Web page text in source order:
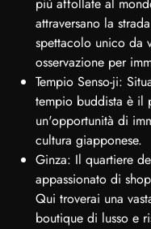
attraversano la
spettacolo unico da
osservazione per
Tempio Senso-ji:
tempio buddista è il
un'opportunità di
cultura giapponese.
Ginza: Il quartiere
appassionato di
Qui troverai una
boutique di lusso e